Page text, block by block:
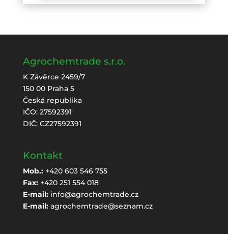
Agrochemtrade s.r.o.
K Závěrce 2459/7
150 00 Praha 5
Česká republika
IČO: 27592391
DIČ: CZ27592391
Kontakt
Mob.:+420 603 546 755
Fax:+420 251 554 018
E-mail: info@agrochemtrade.cz
E-mail: agrochemtrade@seznam.cz